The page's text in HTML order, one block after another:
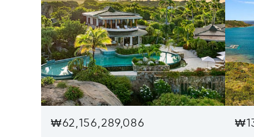
₩62,156,289,086